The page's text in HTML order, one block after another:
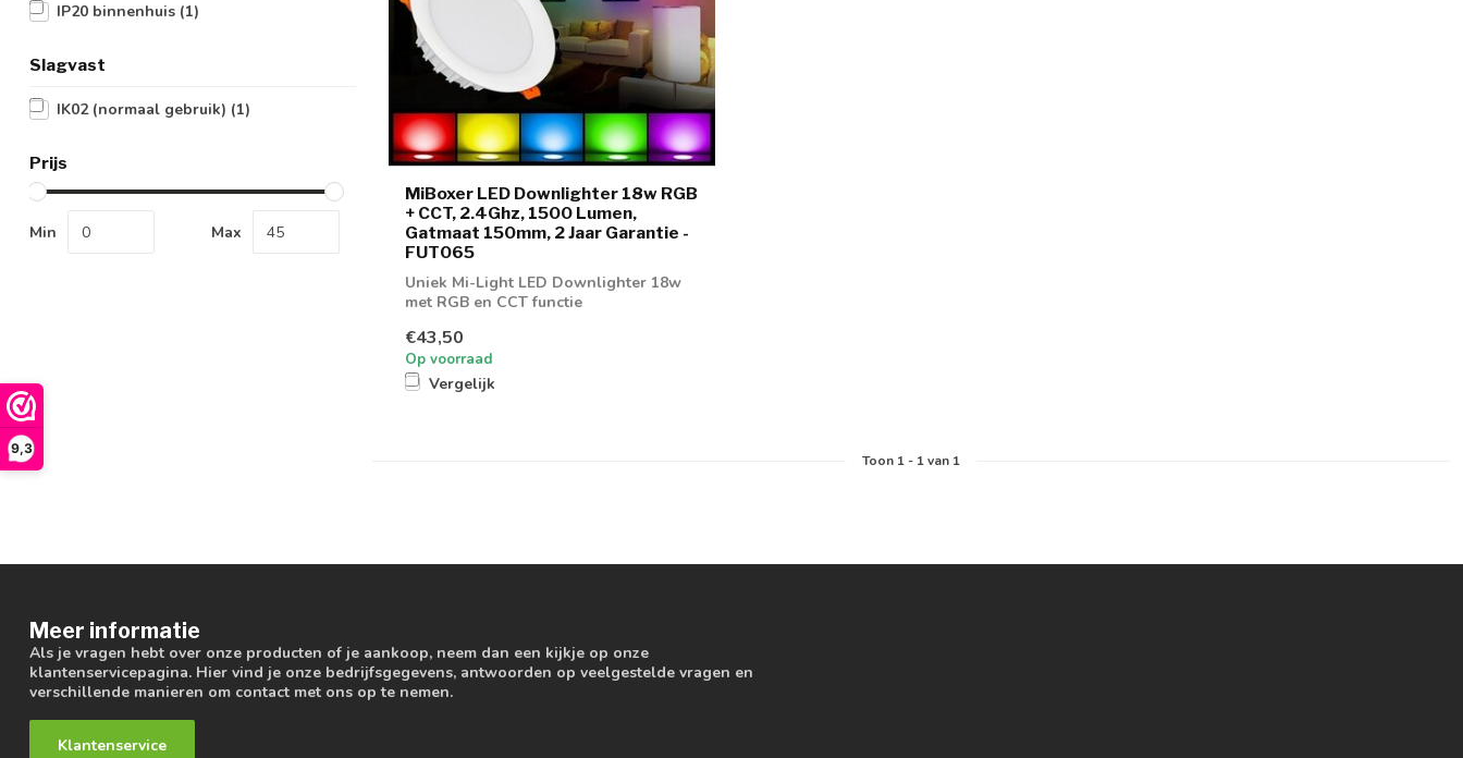
9,3
IP20 binnenhuis (1)
Slagvast
IK02 (normaal gebruik) (1)
Prijs
Min Max
MiBoxer LED Downlighter 18w RGB
+ CCT, 2.4Ghz, 1500 Lumen,
Gatmaat 150mm, 2 Jaar Garantie -
FUT065
Uniek Mi-Light LED Downlighter 18w
met RGB en CCT functie
€43,50
Op voorraad
Vergelijk
Toon 1- 1van 1
Meer informatie
Als je vragen hebt over onze producten of je aankoop, neem dan een kijkje op onze
klantenservicepagina. Hier vind je onze bedrijfsgegevens, antwoorden op veelgestelde vragen en
verschillende manieren om contact met ons op te nemen.
Klantenservice